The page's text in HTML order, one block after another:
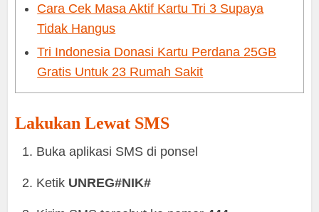
Cara Cek Masa Aktif Kartu Tri 3 Supaya
Tidak Hangus
Tri Indonesia Donasi Kartu Perdana 25GB
Gratis Untuk 23 Rumah Sakit
Lakukan Lewat SMS
Buka aplikasi SMS di ponsel
Ketik UNREG#NIK#